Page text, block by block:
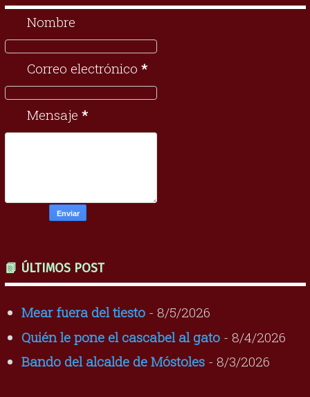
Nombre
Correo electrónico *
Mensaje *
📗 ÚLTIMOS POST
Mear fuera del tiesto- 8/5/2026
Quién le pone el cascabel al gato- 8/4/2026
Bando del alcalde de Móstoles- 8/3/2026